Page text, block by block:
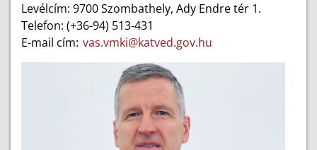
Levélcím: 9700 Szombathely, Ady Endre tér 1.
Telefon: (+36-94) 513-431
E-mail cím: vas.vmki@katved.gov.hu